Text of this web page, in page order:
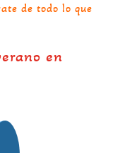
de todo lo que
en